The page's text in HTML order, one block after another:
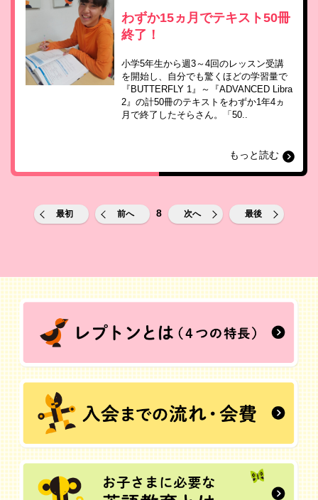
わずか15ヵ月でテキスト50冊
終了！
小学5年生から週3～4回のレッスン受講
を開始し、自分でも驚くほどの学習量で
『BUTTERFLY 1』～『ADVANCED Libra
2』の計50冊のテキストをわずか1年4ヵ
月で終了したそらさん。「50..
もっと読む
最初 前へ 8 次へ 最後